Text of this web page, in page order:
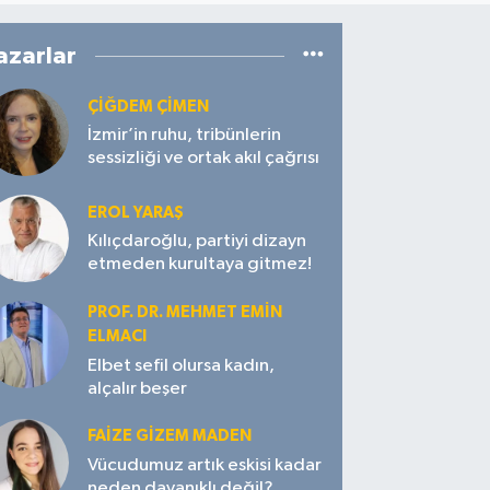
ÇIĞDEM ÇIMEN
İzmir’in ruhu, tribünlerin
sessizliği ve ortak akıl çağrısı
EROL YARAŞ
Kılıçdaroğlu, partiyi dizayn
etmeden kurultaya gitmez!
PROF. DR. MEHMET EMIN
ELMACI
Elbet sefil olursa kadın,
alçalır beşer
FAIZE GIZEM MADEN
Vücudumuz artık eskisi kadar